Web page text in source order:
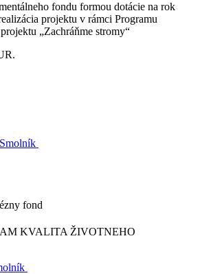
fondu formou dotácie na rok
projektu v rámci Programu
„Zachráňme stromy“
KVALITA ŽIVOTNEHO